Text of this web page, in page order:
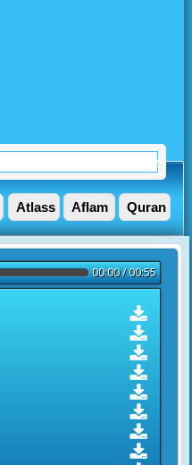
Atlass Aflam Quran